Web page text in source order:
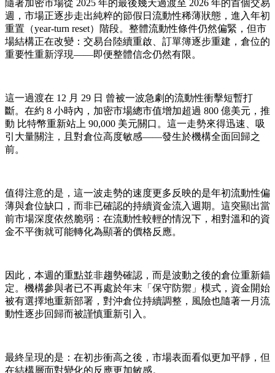
隨著加密市場從 2025 年的最後幾天過渡至 2026 年的首個交易
週，市場正逐步走出純粹的節假日流動性稀薄狀態，進入年初
重置（year-turn reset）階段。整體流動性條件仍然偏緊，但市
場結構正在改變：交易台陸續重啟、訂單簿逐步重建，倉位的
重要性重新浮現——即便整體信念仍然有限。
這一過渡在 12 月 29 日 曾被一波急劇的流動性衝擊短暫打
斷。在約 8 小時內，加密市場總市值增加超過 800 億美元，推
動 比特幣重新站上 90,000 美元關口。這一走勢來得迅速、吸
引大量關注，且對倉位高度敏感——發生於機構全面回歸之
前。
值得注意的是，這一波走勢的速度更多反映的是年初流動性偏
薄與倉位缺口，而非已確認的持續資金流入週期。這突顯出當
前市場深度依然脆弱：在流動性較輕的情況下，相對溫和的資
金不平衡就可能轉化為顯著的價格反應。
因此，本週的重點並非趨勢確認，而是波動之後的倉位重新錨
定。機構參與者已不再處於年末「保守防禦」模式，資金開始
被有選擇地重新部署，對沖倉位持續調整，風險也隨著一月流
動性逐步回歸而被謹慎重新引入。
最終呈現的是：在初步衝高之後，市場表面看似更加平靜，但
在結構層面對變化的反應更加敏感。